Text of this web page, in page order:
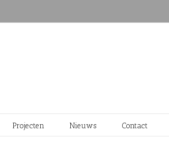
Projecten Nieuws Contact